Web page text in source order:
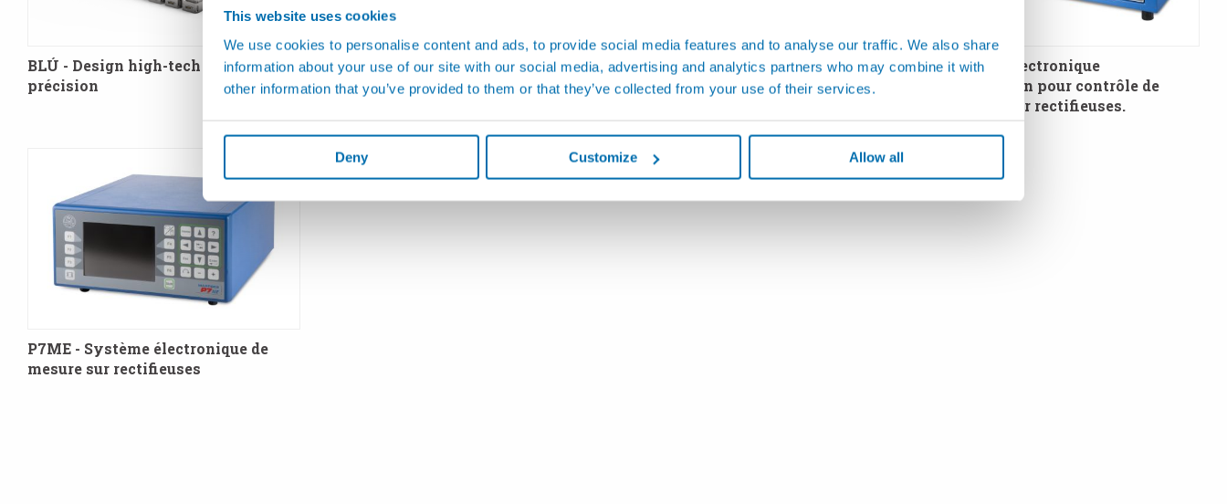
This website uses cookies
We use cookies to personalise content and ads, to provide social media features and to analyse our traffic. We also share
information about your use of our site with our social media, advertising and analytics partners who may combine it with
other information that you’ve provided to them or that they’ve collected from your use of their services.
Deny Customize Allow all
BLÚ - Design high-tech pour la
précision
P3ME - Mesureur pour rectifieuse P3UP - Mesureur pour rectifieuse
P7 - Unité électronique
multifonction pour contrôle de
processus sur rectifieuses.
P7ME - Système électronique de
mesure sur rectifieuses